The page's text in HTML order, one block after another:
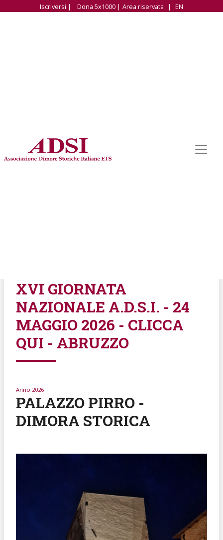
Iscriversi | Dona 5x1000 | Area riservata | EN
XVI GIORNATA
NAZIONALE A.D.S.I. - 24
MAGGIO 2026 - CLICCA
QUI - ABRUZZO
Anno 2026
PALAZZO PIRRO -
DIMORA STORICA